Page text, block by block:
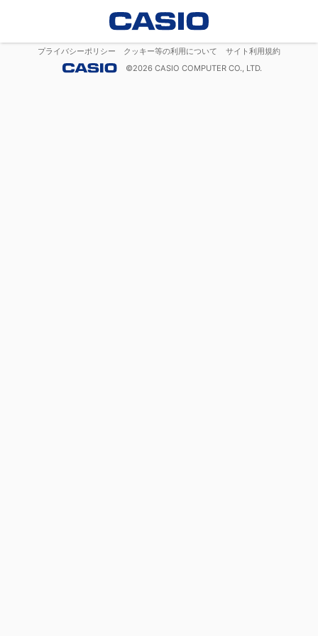
プライバシーポリシー クッキー等の利用について
サイト利用規約
©2026 CASIO COMPUTER CO., LTD.